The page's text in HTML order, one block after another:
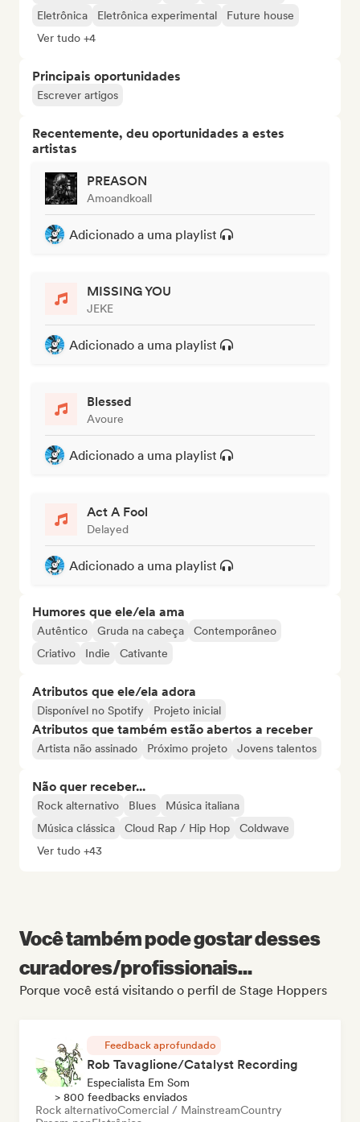
Eletrônica
Eletrônica experimental
Future house
Ver tudo +4
Principais oportunidades
Escrever artigos
Recentemente, deu oportunidades a estes
artistas
PREASON
Amoandkoall
Adicionado a uma playlist
MISSING YOU
JEKE
Adicionado a uma playlist
Blessed
Avoure
Adicionado a uma playlist
Act A Fool
Delayed
Adicionado a uma playlist
Humores que ele/ela ama
Autêntico Gruda na cabeça
Contemporâneo
Criativo
Indie Cativante
Atributos que ele/ela adora
Disponível no Spotify Projeto inicial
Atributos que também estão abertos a receber
Artista não assinado Próximo projeto Jovens talentos
Não quer receber...
Rock alternativo Blues
Música italiana
Música clássica
Cloud Rap / Hip Hop
Coldwave
Ver tudo +43
Você também pode gostar desses
curadores/profissionais...
Porque você está visitando o perfil de Stage Hoppers
Feedback aprofundado
Rob Tavaglione/Catalyst Recording
Especialista Em Som
> 800 feedbacks enviados
Rock alternativoComercial / MainstreamCountry